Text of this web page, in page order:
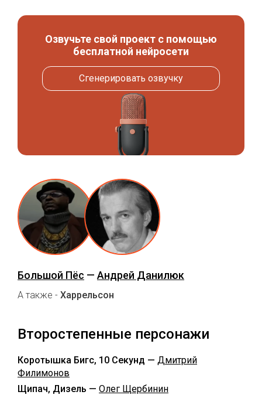
Озвучьте свой проект с помощью
бесплатной нейросети
Сгенерировать озвучку
Большой Пёс — Андрей Данилюк
А также - Харрельсон
Второстепенные персонажи
Коротышка Бигс, 10 Секунд — Дмитрий
Филимонов
Щипач, Дизель — Олег Щербинин